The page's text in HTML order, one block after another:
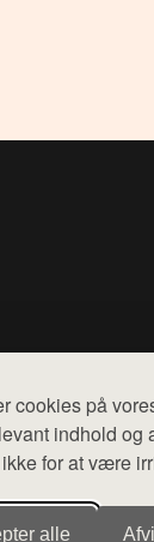
cookies på
indhold og
for at være
alle
Der